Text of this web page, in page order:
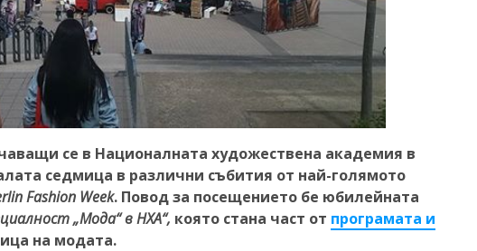
се в Националната художествена академия в
седмица в различни събития от най-голямото
Fashion Week. Повод за посещението бе юбилейната
„Мода“ в НХА“, която стана част от програмата и
на модата.